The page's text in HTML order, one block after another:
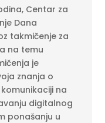
Centar za
Dana
takmičenje za
na temu
je
znanja o
na
digitalnog
ponašanju u